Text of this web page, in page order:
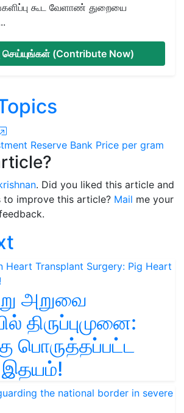
கூட வேளாண் துறையை
செய்யுங்கள் (Contribute Now)
Reserve Bank Price per gram
. Did you liked this article and
to improve this article? Mail me your
அறுவை
திருப்புமுனை:
பொருத்தப்பட்ட
இதயம்!